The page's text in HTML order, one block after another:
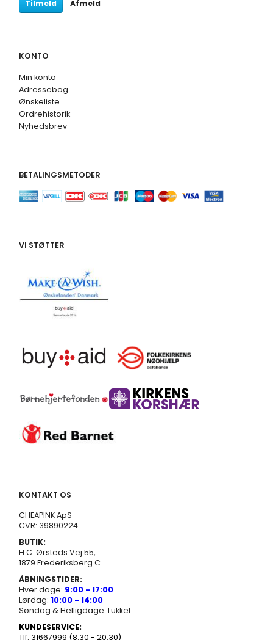
Tilmeld
Afmeld
KONTO
Min konto
Adressebog
Ønskeliste
Ordrehistorik
Nyhedsbrev
BETALINGSMETODER
VI STØTTER
KONTAKT OS
CHEAPINK ApS
CVR: 39890224
BUTIK:
H.C. Ørsteds Vej 55,
1879 Frederiksberg C
ÅBNINGSTIDER:
Hver dage: 9:00 - 17:00
Lørdag: 10:00 - 14:00
Søndag & Helligdage: Lukket
KUNDESERVICE:
Tlf: 31667999 (8:30 - 20:30)